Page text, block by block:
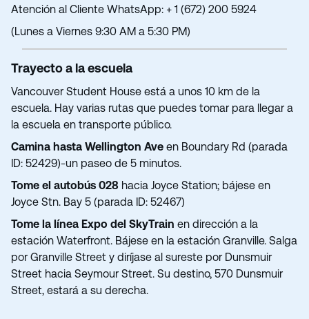
Atención al Cliente WhatsApp: + 1 (672) 200 5924
(Lunes a Viernes 9:30 AM a 5:30 PM)
Trayecto a la escuela
Vancouver Student House está a unos 10 km de la
escuela. Hay varias rutas que puedes tomar para llegar a
la escuela en transporte público.
Camina hasta Wellington Ave en Boundary Rd (parada
ID: 52429)-un paseo de 5 minutos.
Tome el autobús 028 hacia Joyce Station; bájese en
Joyce Stn. Bay 5 (parada ID: 52467)
Tome la línea Expo del SkyTrain en dirección a la
estación Waterfront. Bájese en la estación Granville. Salga
por Granville Street y diríjase al sureste por Dunsmuir
Street hacia Seymour Street. Su destino, 570 Dunsmuir
Street, estará a su derecha.